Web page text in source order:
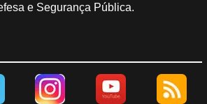
e Segurança Pública.